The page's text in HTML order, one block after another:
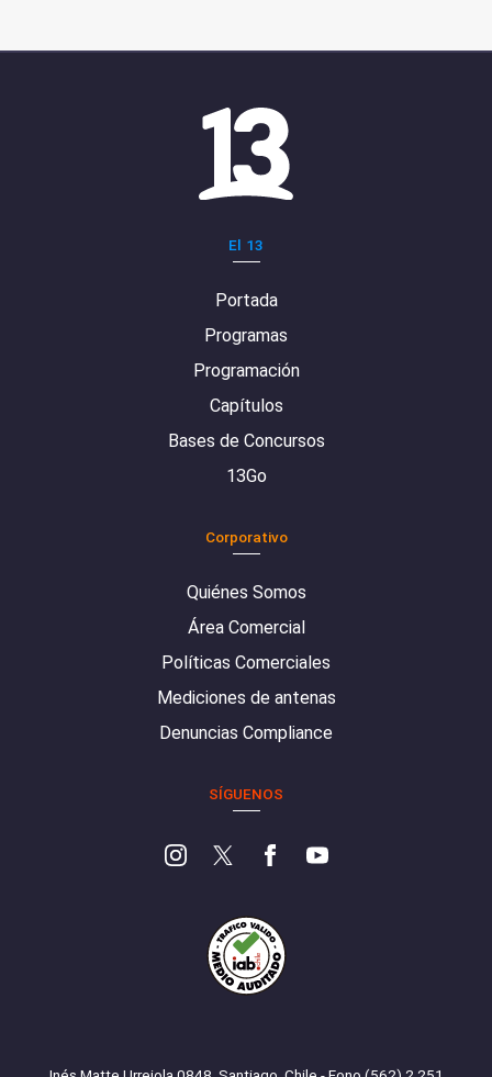
El 13
Portada
Programas
Programación
Capítulos
Bases de Concursos
13Go
Corporativo
Quiénes Somos
Área Comercial
Políticas Comerciales
Mediciones de antenas
Denuncias Compliance
SÍGUENOS